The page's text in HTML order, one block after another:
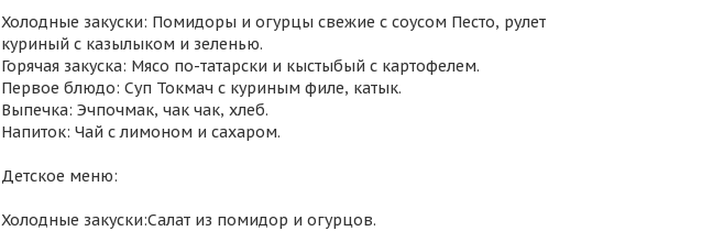
Холодные закуски: Помидоры и огурцы свежие с соусом Песто, рулет
куриный с казылыком и зеленью.
Горячая закуска: Мясо по-татарски и кыстыбый с картофелем.
Первое блюдо: Суп Токмач с куриным филе, катык.
Выпечка: Эчпочмак, чак чак, хлеб.
Напиток: Чай с лимоном и сахаром.
Детское меню:
Холодные закуски:Салат из помидор и огурцов.